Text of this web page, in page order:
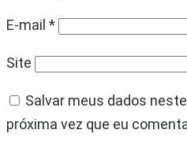
E-mail *
Site
Salvar meus dados
próxima vez que eu